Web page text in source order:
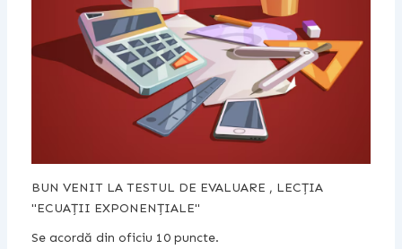
BUN VENIT LA TESTUL DE EVALUARE , LECȚIA
"ECUAȚII EXPONENȚIALE"
Se acordă din oficiu 10 puncte.